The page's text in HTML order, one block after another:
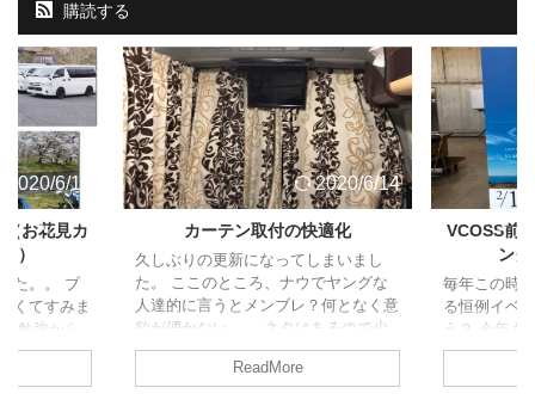
購読する
2020/6/14
お花見カ
）
た。。 ブ
くてすみま
勉強から
久しぶりの
2020/6/14
カーテン取付の快適化
久しぶりの更新になってしまいまし
た。 ここのところ、ナウでヤングな
人達的に言うとメンブレ？何となく意
欲が湧かない。。 ネタはあるので少
しずつ頑張って消化に励みます！ さ
て、今回はジャパンキャンピングカー
ReadMore
VCOSS前
ン
毎年この時
る恒例イベ
う？ 今年も
た。 今年は